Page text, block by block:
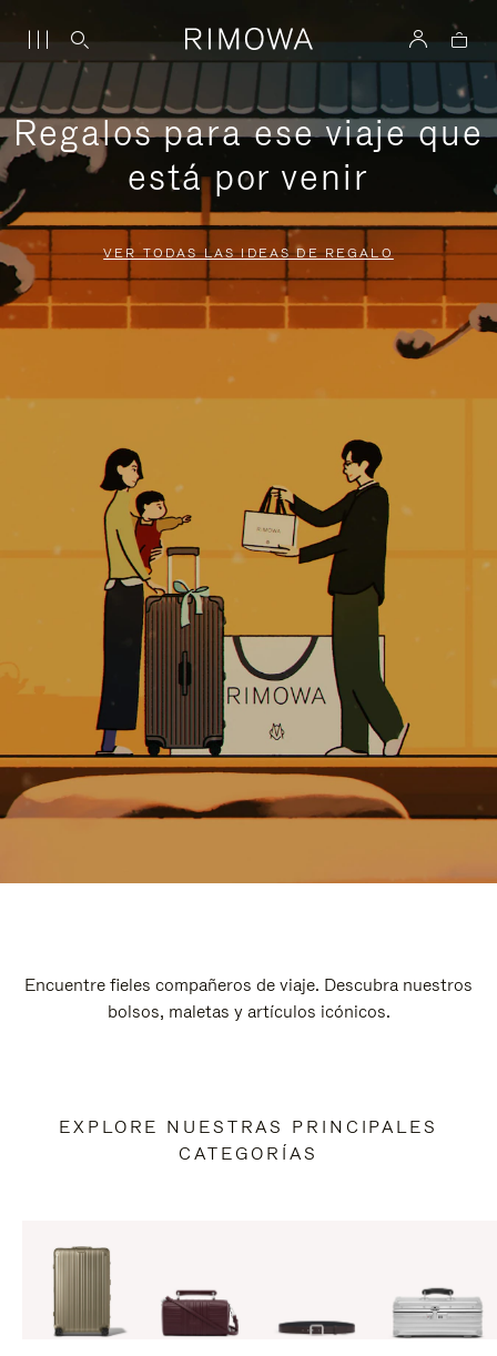
Regalos para ese viaje que
está por venir
VER TODAS LAS IDEAS DE REGALO
Encuentre fieles compañeros de viaje. Descubra nuestros
bolsos, maletas y artículos icónicos.
EXPLORE NUESTRAS PRINCIPALES
CATEGORÍAS